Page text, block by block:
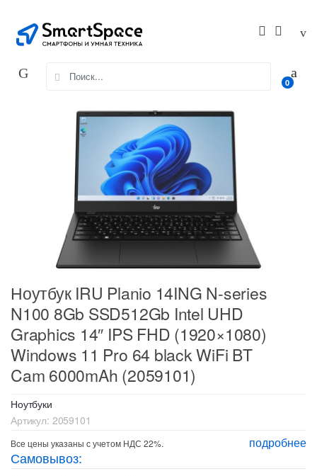
navigation
content
for:
0
Ноутбук IRU Planio 14ING N-series
N100 8Gb SSD512Gb Intel UHD
Graphics 14″ IPS FHD (1920×1080)
Windows 11 Pro 64 black WiFi BT
Cam 6000mAh (2059101)
Ноутбуки
Артикул: 2059101
подробнее
Все цены указаны с учетом НДС 22%.
Самовывоз: